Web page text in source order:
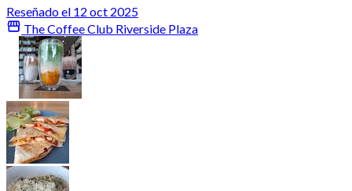
Reseñado el 12 oct 2025
The Coffee Club Riverside Plaza